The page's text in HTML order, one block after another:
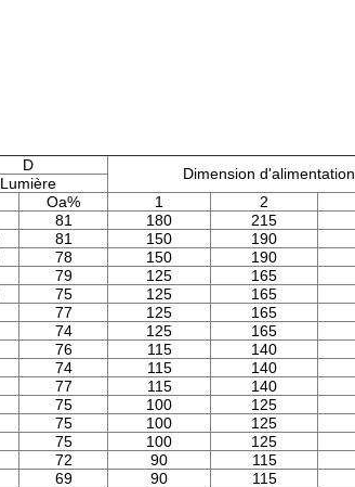
D Dimension d'alimentation
Lumière
Oa% 1 2
81 180 215
81 150 190
78 150 190
79 125 165
75 125 165
77 125 165
74 125 165
76 115 140
74 115 140
77 115 140
75 100 125
75 100 125
75 100 125
72 90 115
69 90 115